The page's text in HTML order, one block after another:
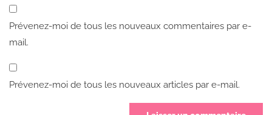
Prévenez-moi de tous les nouveaux commentaires par e-
mail.
Prévenez-moi de tous les nouveaux articles par e-mail.